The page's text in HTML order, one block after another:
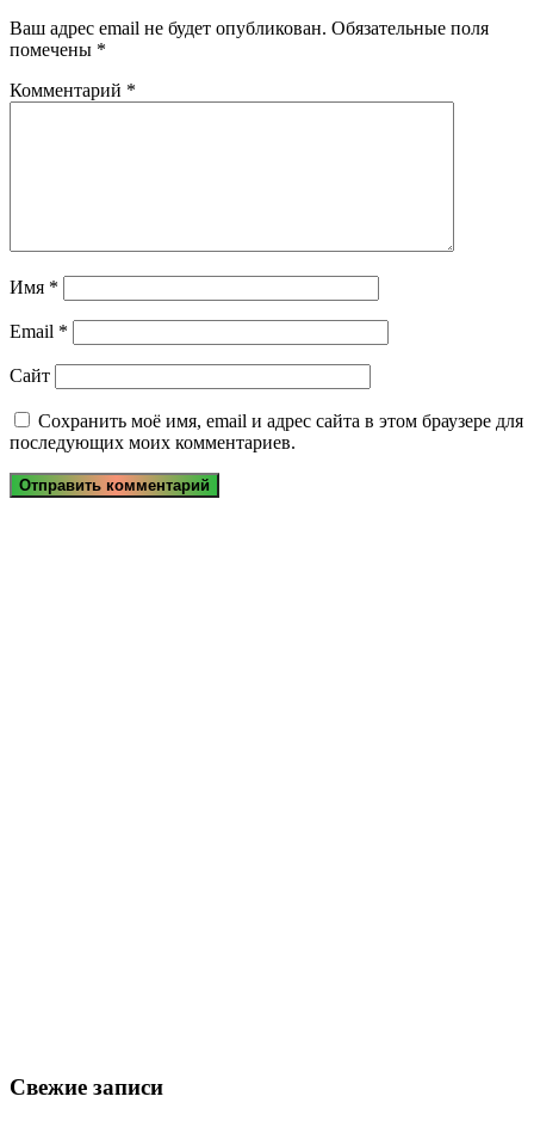
Ваш адрес email не будет опубликован. Обязательные поля
помечены *
Комментарий *
Имя *
Email *
Сайт
Сохранить моё имя, email и адрес сайта в этом браузере для
последующих моих комментариев.
Свежие записи